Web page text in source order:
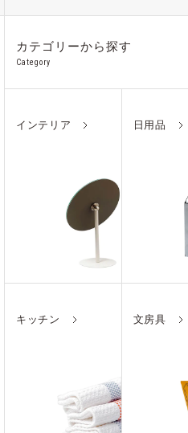
カテゴリーから探す
Category
インテリア 日用品
キッチン 文房具